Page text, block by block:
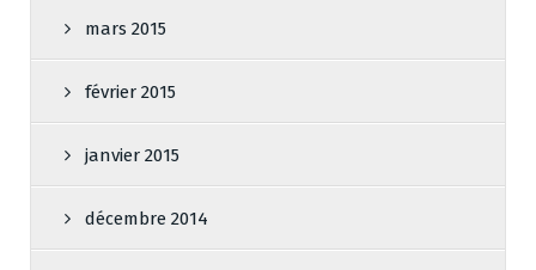
mars 2015
février 2015
janvier 2015
décembre 2014